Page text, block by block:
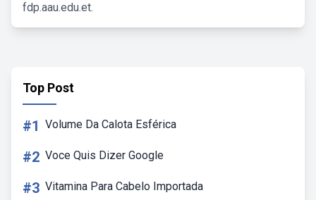
fdp.aau.edu.et.
Top Post
#1 Volume Da Calota Esférica
#2 Voce Quis Dizer Google
#3 Vitamina Para Cabelo Importada